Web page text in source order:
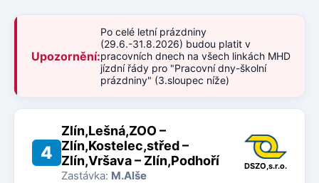
Upozornění:
Po celé letní prázdniny
(29.6.-31.8.2026) budou platit v
pracovních dnech na všech linkách MHD
jízdní řády pro "Pracovní dny-školní
prázdniny" (3.sloupec níže)
4
Zlín,Lešná,ZOO –
Zlín,Kostelec,střed –
Zlín,Vršava – Zlín,Podhoří
Zastávka: M.Alše
DSZO,s.r.o.